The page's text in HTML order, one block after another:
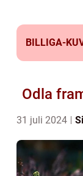
BILLIGA-
Odla
31 juli 2024